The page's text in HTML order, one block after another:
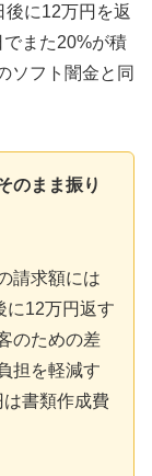
に12万円を返
また20%が積
ソフト闇金と同
のまま振り
請求額には
に12万円返す
のための差
担を軽減す
書類作成費